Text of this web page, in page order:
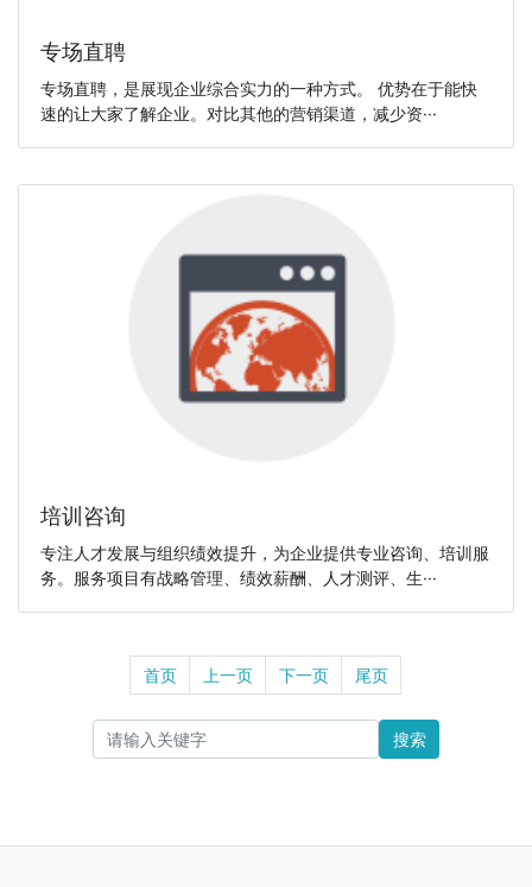
专场直聘
专场直聘，是展现企业综合实力的一种方式。 优势在于能快
速的让大家了解企业。对比其他的营销渠道，减少资···
培训咨询
专注人才发展与组织绩效提升，为企业提供专业咨询、培训服
务。服务项目有战略管理、绩效薪酬、人才测评、生···
首页 上一页 下一页 尾页
搜索